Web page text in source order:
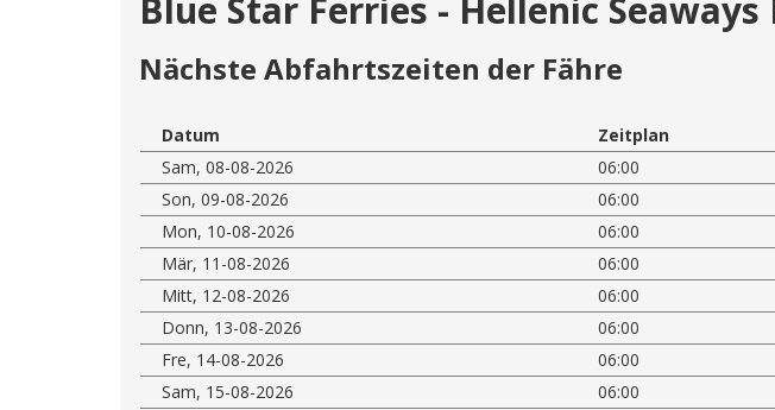
Blue Star Ferries - Hellenic
Nächste Abfahrtszeiten der Fähre
Datum Zeitplan
Sam, 08-08-2026
06:00
Son, 09-08-2026
06:00
Mon, 10-08-2026
06:00
Mär, 11-08-2026
06:00
Mitt, 12-08-2026
06:00
Donn, 13-08-2026
06:00
Fre, 14-08-2026
06:00
Sam, 15-08-2026
06:00